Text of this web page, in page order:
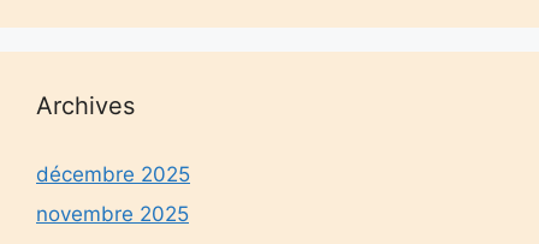
Archives
décembre 2025
novembre 2025